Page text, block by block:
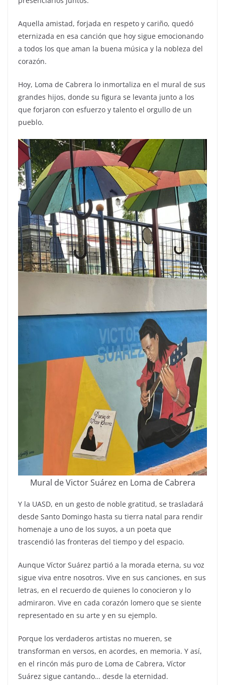
Aquella amistad, forjada en respeto y cariño, quedó
eternizada en esa canción que hoy sigue emocionando
a todos los que aman la buena música y la nobleza del
corazón.
Hoy, Loma de Cabrera lo inmortaliza en el mural de sus
grandes hijos, donde su figura se levanta junto a los
que forjaron con esfuerzo y talento el orgullo de un
pueblo.
Mural de Victor Suárez en Loma de Cabrera
Y la UASD, en un gesto de noble gratitud, se trasladará
desde Santo Domingo hasta su tierra natal para rendir
homenaje a uno de los suyos, a un poeta que
trascendió las fronteras del tiempo y del espacio.
Aunque Víctor Suárez partió a la morada eterna, su voz
sigue viva entre nosotros. Vive en sus canciones, en sus
letras, en el recuerdo de quienes lo conocieron y lo
admiraron. Vive en cada corazón lomero que se siente
representado en su arte y en su ejemplo.
Porque los verdaderos artistas no mueren, se
transforman en versos, en acordes, en memoria. Y así,
en el rincón más puro de Loma de Cabrera, Víctor
Suárez sigue cantando… desde la eternidad.